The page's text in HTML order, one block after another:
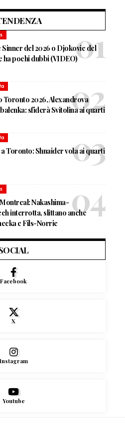
Sinner del 2026 o Djokovic del
ha pochi dubbi (VIDEO)
Toronto 2026, Alexandrova
sfiderà Svitolina ai quarti
Toronto: Shnaider vola ai quarti
Nakashima-
interrotta, slittano anche
e Fils-Norrie
Facebook
X
Instagram
Youtube